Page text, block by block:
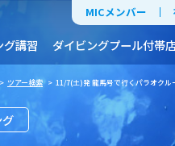
MICメンバー
グ講習 ダイビングプール付帯
ツアー検索> 11/7(土)発 龍馬号で行くパラオクル